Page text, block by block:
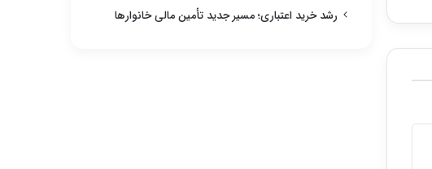
رشد خرید اعتباری؛ مسیر جدید تأمین مالی خانوارها